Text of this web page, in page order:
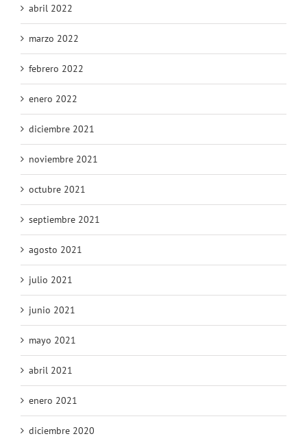
abril 2022
marzo 2022
febrero 2022
enero 2022
diciembre 2021
noviembre 2021
octubre 2021
septiembre 2021
agosto 2021
julio 2021
junio 2021
mayo 2021
abril 2021
enero 2021
diciembre 2020